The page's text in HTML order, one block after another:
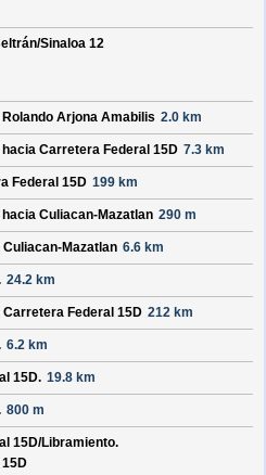
Sinaloa 12
Rolando Arjona Amabilis 2.0 km
Carretera Federal 15D 7.3 km
Federal 15D 199 km
Culiacan-Mazatlan 290 m
Culiacan-Mazatlan 6.6 km
24.2 km
Carretera Federal 15D 212 km
6.2 km
15D. 19.8 km
800 m
15D/Libramiento.